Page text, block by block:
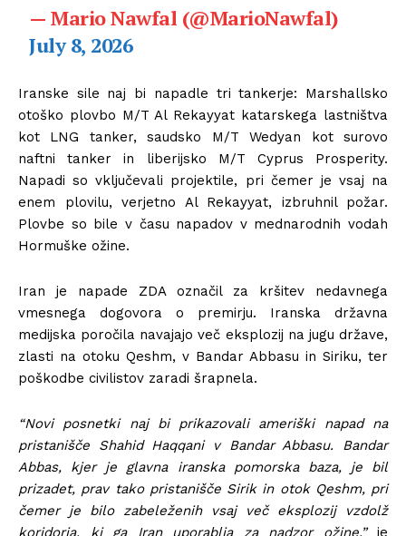
— Mario Nawfal (@MarioNawfal)
July 8, 2026
Iranske sile naj bi napadle tri tankerje: Marshallsko
otoško plovbo M/T Al Rekayyat katarskega lastništva
kot LNG tanker, saudsko M/T Wedyan kot surovo
naftni tanker in liberijsko M/T Cyprus Prosperity.
Napadi so vključevali projektile, pri čemer je vsaj na
enem plovilu, verjetno Al Rekayyat, izbruhnil požar.
Plovbe so bile v času napadov v mednarodnih vodah
Hormuške ožine.
Iran je napade ZDA označil za kršitev nedavnega
vmesnega dogovora o premirju. Iranska državna
medijska poročila navajajo več eksplozij na jugu države,
zlasti na otoku Qeshm, v Bandar Abbasu in Siriku, ter
poškodbe civilistov zaradi šrapnela.
“Novi posnetki naj bi prikazovali ameriški napad na
pristanišče Shahid Haqqani v Bandar Abbasu. Bandar
Abbas, kjer je glavna iranska pomorska baza, je bil
prizadet, prav tako pristanišče Sirik in otok Qeshm, pri
čemer je bilo zabeleženih vsaj več eksplozij vzdolž
koridorja, ki ga Iran uporablja za nadzor ožine,”je